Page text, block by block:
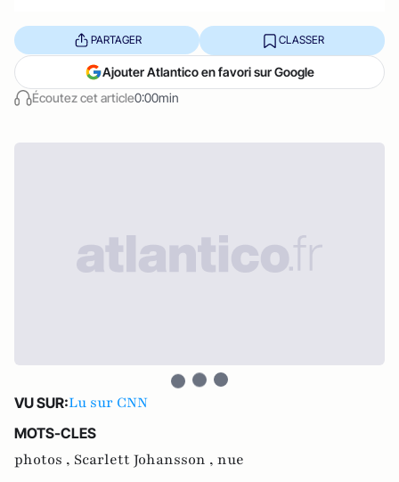
Écoutez cet article0:00min
PARTAGER CLASSER
Ajouter Atlantico en favori sur Google
VU SUR:Lu sur CNN
MOTS-CLES
photos , Scarlett Johansson , nue